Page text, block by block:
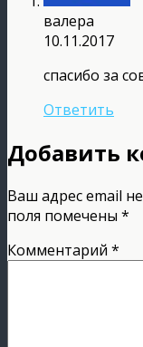
валера
10.11.2017
спасибо за
Ответить
Добавить
Ваш адрес email
поля помечены *
Комментарий *